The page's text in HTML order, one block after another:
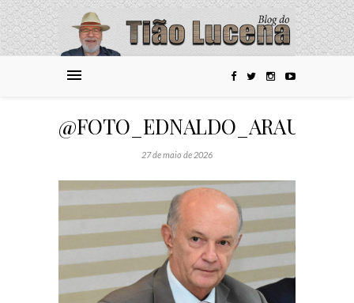
27 de maio de 2026